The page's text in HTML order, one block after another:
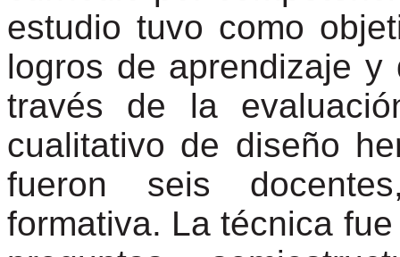
estudio tuvo como
logros de aprendizaje
través de la
cualitativo de diseño
fueron seis
formativa. La técnica